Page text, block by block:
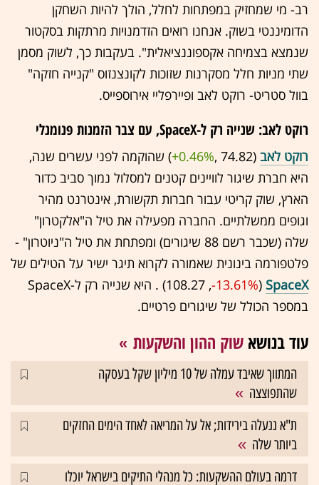
רב- מי שמחזיק במפתחות לחלל, הולך להיות השחקן
הדומיננטי בשוק. אנחנו רואים הזדמנויות מרתקות בסקטור
שנמצא בצמיחה אקספוננציאלית". בעקבות כך, לשוק מסמן
שתי מניות חלל מסקרנות שזוכות לקונצנזוס "קנייה חזקה"
בוול סטריט- רוקט לאב ופיירפליי אירוספייס.
רוקט לאב: שנייה רק ל-SpaceX, עם צבר הזמנות פנומנלי
רוקט לאב (74.82 ,‎
+0.46%‏) שהוקמה לפני עשרים שנה,
היא חברת שיגור לוויינים קטנים למסלול נמוך סביב כדור
הארץ, שוק קריטי עבור חברות תקשורת, אינטרנט מהיר
וגופים ממשלתיים. החברה מפעילה את טיל ה"אלקטרון"
שלה (שכבר רשם 88 שיגורים) ומפתחת את טיל ה"ניוטרון" -
פלטפורמה בינונית שאמורה לקרוא תיגר ישיר על הטילים של
SpaceX
(108.27 ,‎
-13.61%
‏) . היא שנייה רק ל-SpaceX
במספר הכולל של שיגורים פרטיים.
עוד בנושא שוק ההון והשקעות
המתווך שאיבד עמלה של 10 מיליון שקל בעסקה
שהתפוצצה
ת"א ננעלה בירידות; אל על המריאה לאחד הימים החזקים
ביותר שלה
דרמה בעולם ההשקעות: כל מנהלי התיקים בישראל יוכלו